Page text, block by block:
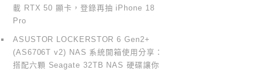
載 RTX 50 顯卡，登錄再抽 iPhone 18
Pro
ASUSTOR LOCKERSTOR 6 Gen2+
(AS6706T v2) NAS 系統開箱使用分享：
搭配六顆 Seagate 32TB NAS 硬碟讓你